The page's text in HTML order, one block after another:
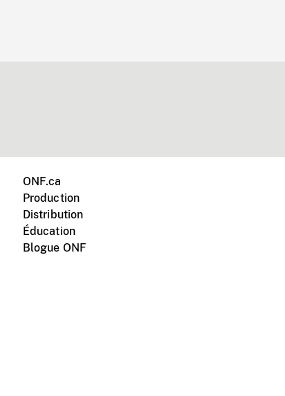
ONF.ca
Production
Distribution
Éducation
Blogue ONF